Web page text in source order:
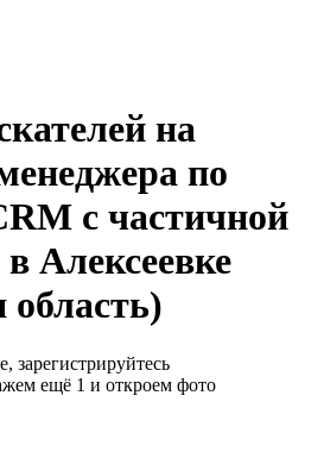
на
по
с частичной
Алексеевке
область)
зарегистрируйтесь
ещё 1 и откроем фото